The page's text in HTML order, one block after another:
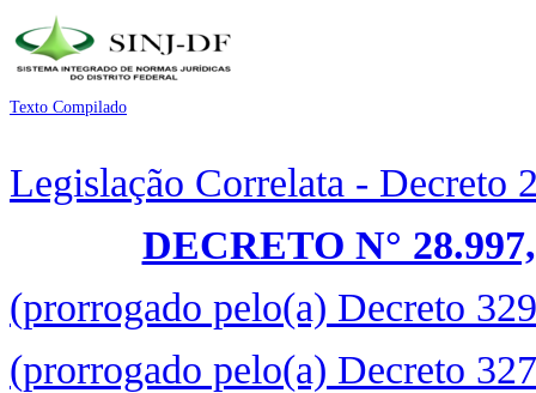
Texto Compilado
Legislação Correlata - Decreto
DECRETO N°
(prorrogado pelo(a) Decreto
(prorrogado pelo(a) Decreto